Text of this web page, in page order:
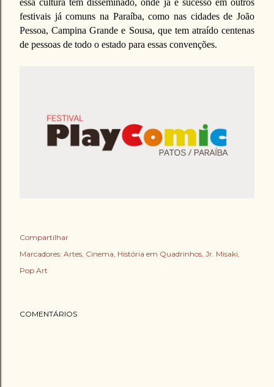
festivais já comuns na Paraíba, como nas cidades de João
Pessoa, Campina Grande e Sousa, que tem atraído centenas
de pessoas de todo o estado para essas convenções.
Compartilhar
Marcadores: Artes Cinema História em Quadrinhos Jr. Misaki
Pop Art
COMENTÁRIOS